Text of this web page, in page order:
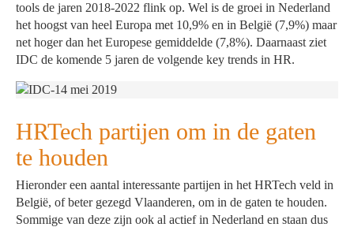
tools de jaren 2018-2022 flink op. Wel is de groei in Nederland
het hoogst van heel Europa met 10,9% en in België (7,9%) maar
net hoger dan het Europese gemiddelde (7,8%). Daarnaast ziet
IDC de komende 5 jaren de volgende key trends in HR.
HRTech partijen om in de gaten
te houden
Hieronder een aantal interessante partijen in het HRTech veld in
België, of beter gezegd Vlaanderen, om in de gaten te houden.
Sommige van deze zijn ook al actief in Nederland en staan dus